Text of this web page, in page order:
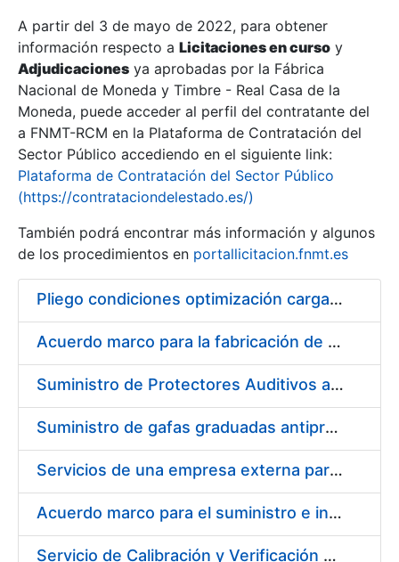
Erakutsi/Ezkutatu
Erakutsi/Ezkutatu
Erakutsi/Ezkutatu
Erakutsi/Ezkutatu
A partir del 3 de mayo de 2022, para obtener
información respecto a Licitaciones en curso y
Adjudicaciones ya aprobadas por la Fábrica
Nacional de Moneda y Timbre - Real Casa de la
Moneda, puede acceder al perfil del contratante del
a FNMT-RCM en la Plataforma de Contratación del
Sector Público accediendo en el siguiente link:
Plataforma de Contratación del Sector Público
(https://contrataciondelestado.es/)
También podrá encontrar más información y algunos
de los procedimientos en portallicitacion.fnmt.es
Pliego condiciones optimización cargas compras firmado
Acuerdo marco para la fabricación de piezas
Suministro de Protectores Auditivos a medida para las personas trabajadoras de los Centros de Trabajo de Madrid y Burgos
Suministro de gafas graduadas antiproyecciones para los trabajadores de la FNMT-RCM en los centros de trabajo de Madrid y Burgos
Servicios de una empresa externa para el asesoramiento y resolución de los recursos de alzada que se presentan relacionados con procesos de selección para la FNMT-RCM
Acuerdo marco para el suministro e instalación de persianas, estores y otros complementos
Servicio de Calibración y Verificación Externa de los Equipos de Medición del Servicio de Prevención de la FNMT-RCM